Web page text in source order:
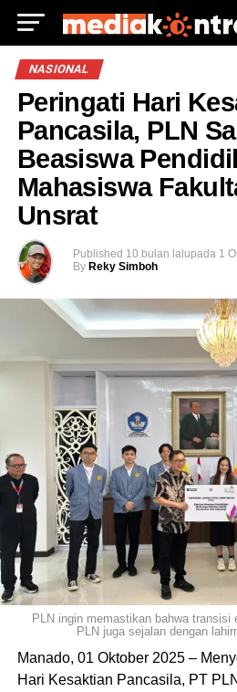
NASIONAL
Peringati Hari
Pancasila, PLN
Beasiswa
Mahasiswa
Unsrat
Published 10 bulan lalupada 1
By Reky Simboh
PLN ingin memastikan bahwa transisi
PLN juga sejalan dengan
Manado, 01 Oktober 2025 –
Hari Kesaktian Pancasila, PT